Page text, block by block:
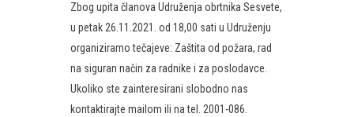
Zbog upita članova Udruženja obrtnika Sesvete,
u petak 26.11.2021. od 18,00 sati u Udruženju
organiziramo tečajeve: Zaštita od požara, rad
na siguran način za radnike i za poslodavce.
Ukoliko ste zainteresirani slobodno nas
kontaktirajte mailom ili na tel. 2001-086.